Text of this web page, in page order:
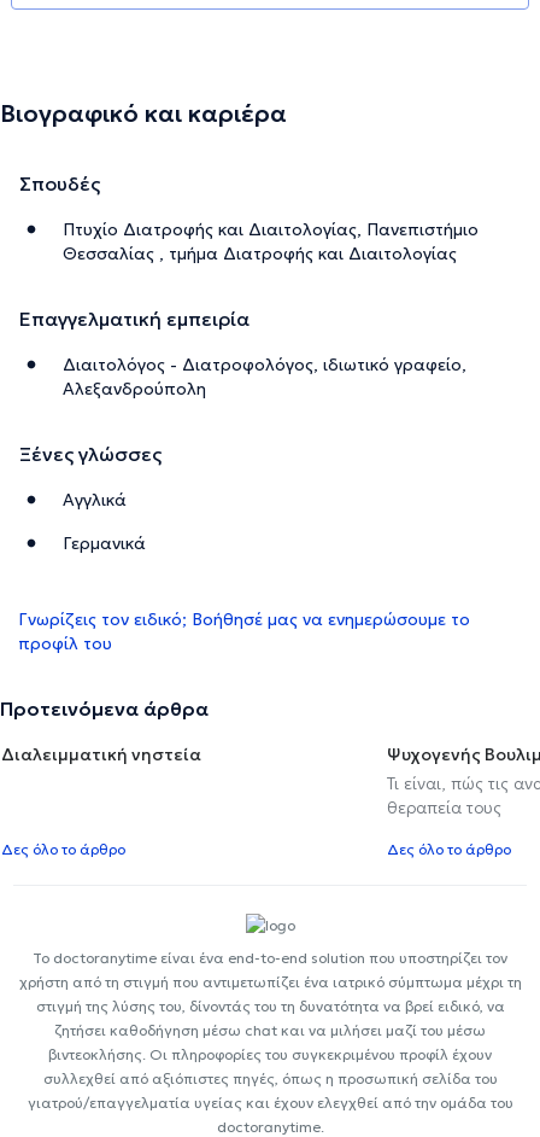
Βιογραφικό και καριέρα
Σπουδές
Πτυχίο Διατροφής και Διαιτολογίας, Πανεπιστήμιο
Θεσσαλίας , τμήμα Διατροφής και Διαιτολογίας
Επαγγελματική εμπειρία
Διαιτολόγος - Διατροφολόγος, ιδιωτικό γραφείο,
Αλεξανδρούπολη
Ξένες γλώσσες
Αγγλικά
Γερμανικά
Γνωρίζεις τον ειδικό; Βοήθησέ μας να ενημερώσουμε το
προφίλ του
Προτεινόμενα άρθρα
Διαλειμματική νηστεία
Δες όλο το άρθρο
Ψυχογενής
Τι είναι, πώς τις
θεραπεία τους
Δες όλο το άρθρο
Το doctoranytime είναι ένα end-to-end solution που υποστηρίζει τον
χρήστη από τη στιγμή που αντιμετωπίζει ένα ιατρικό σύμπτωμα μέχρι τη
στιγμή της λύσης του, δίνοντάς του τη δυνατότητα να βρεί ειδικό, να
ζητήσει καθοδήγηση μέσω chat και να μιλήσει μαζί του μέσω
βιντεοκλήσης. Οι πληροφορίες του συγκεκριμένου προφίλ έχουν
συλλεχθεί από αξιόπιστες πηγές, όπως η προσωπική σελίδα του
γιατρού/επαγγελματία υγείας και έχουν ελεγχθεί από την ομάδα του
doctoranytime.